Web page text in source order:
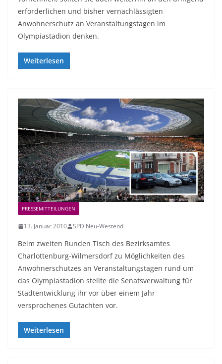
erforderlichen und bisher vernachlässigten
Anwohnerschutz an Veranstaltungstagen im
Olympiastadion denken.
Weiterlesen
PRESSEMITTEILUNGEN
13. Januar 2010 SPD Neu-Westend
Beim zweiten Runden Tisch des Bezirksamtes
Charlottenburg-Wilmersdorf zu Möglichkeiten des
Anwohnerschutzes an Veranstaltungstagen rund um
das Olympiastadion stellte die Senatsverwaltung für
Stadtentwicklung ihr vor über einem Jahr
versprochenes Gutachten vor.
Weiterlesen